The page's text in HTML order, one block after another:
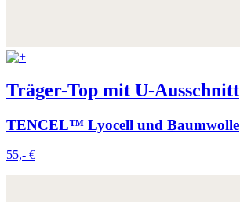
Träger-Top mit U-Ausschnitt
TENCEL™ Lyocell und Baumwolle
55,- €